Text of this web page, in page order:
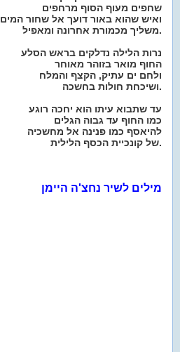
שחפים מעוף הסוף מרחפים
ואיש שהוא באור דועך אל שחור המים
משליך מכמורת אחרונה ומאפיל.
נרות הלילה נדלקים בראש הסלע
החוף מואר בזוהר מאוחר
ולחם ים עתיק, הקצף והמלח
ושיכחת חולות בחשכה.
עד שתבוא עיתו הוא יחכה רוגע
כמו החוף עד גבוה הגלים
להיאסף כמו פנינה אל מחשכיה
של קונכיית הכסף הלילית.
מילים לשיר נחצ'ה היימן